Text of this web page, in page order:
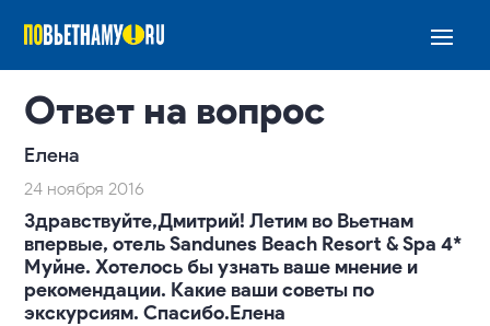
Ответ на вопрос
Елена
24 ноября 2016
Здравствуйте,Дмитрий! Летим во Вьетнам
впервые, отель Sandunes Beach Resort & Spa 4*
Муйне. Хотелось бы узнать ваше мнение и
рекомендации. Какие ваши советы по
экскурсиям. Спасибо.Елена